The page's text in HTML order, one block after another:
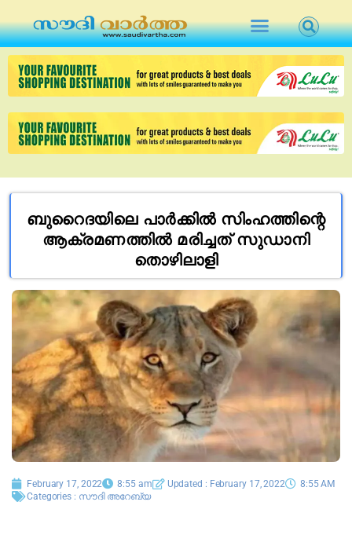
ബുറൈദയിലെ പാർക്കിൽ സിംഹത്തിന്റെ
ആക്രമണത്തിൽ മരിച്ചത് സുഡാനി
തൊഴിലാളി
February 17, 2022 8:55 am Updated : February 17, 2022
8:55 AM
Categories : സൗദി അറേബ്യ